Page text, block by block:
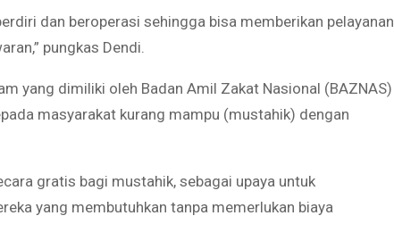
dan beroperasi sehingga bisa memberikan pelayanan
pungkas Dendi.
yang dimiliki oleh Badan Amil Zakat Nasional (BAZNAS)
masyarakat kurang mampu (mustahik) dengan
gratis bagi mustahik, sebagai upaya untuk
yang membutuhkan tanpa memerlukan biaya